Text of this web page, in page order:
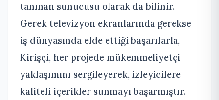
tanınan sunucusu olarak da bilinir.
Gerek televizyon ekranlarında gerekse
iş dünyasında elde ettiği başarılarla,
Kirişçi, her projede mükemmeliyetçi
yaklaşımını sergileyerek, izleyicilere
kaliteli içerikler sunmayı başarmıştır.